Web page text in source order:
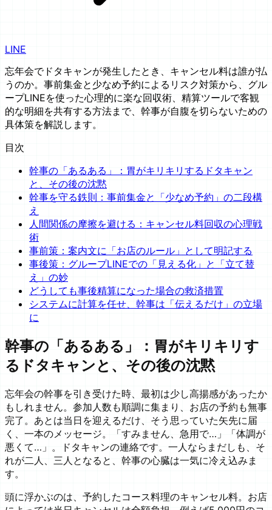
LINE
忘年会でドタキャンが発生したとき、キャンセル料は誰が払
うのか。事前集金と少なめ予約によるリスク対策から、グル
ープLINEを使った心理的に楽な回収術、精算ツールで客観
的な明細を共有する方法まで、幹事が自腹を切らないための
具体策を解説します。
目次
幹事の「あるある」：胃がキリキリするドタキャン
と、その後の沈黙
幹事を守る鉄則：事前集金と「少なめ予約」の二段構
え
人間関係の摩擦を避ける：キャンセル料回収の心理戦
術
事前策：案内文に「お店のルール」として明記する
事後策：グループLINEでの「見える化」と「立て替
え」の妙
どうしても事後精算になった場合の救済措置
システムに計算を任せ、幹事は「伝えるだけ」の立場
に
幹事の「あるある」：胃がキリキリす
るドタキャンと、その後の沈黙
忘年会の幹事を引き受けた時、最初は少し高揚感があったか
もしれません。参加人数も順調に集まり、お店の予約も無事
完了。あとは当日を迎えるだけ、そう思っていた矢先に届
く、一本のメッセージ。「すみません、急用で…」「体調が
悪くて…」。ドタキャンの連絡です。一人ならまだしも、そ
れが二人、三人となると、幹事の心臓は一気に冷え込みま
す。
頭に浮かぶのは、予約したコース料理のキャンセル料。お店